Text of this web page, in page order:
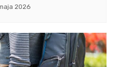
2026